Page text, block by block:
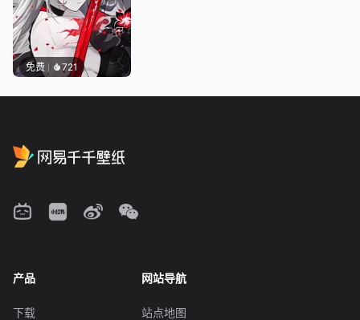
免费 721
产品
下载
网站导航
站点地图